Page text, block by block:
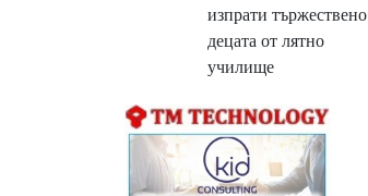
изпрати тържествено
децата от лятно
училище